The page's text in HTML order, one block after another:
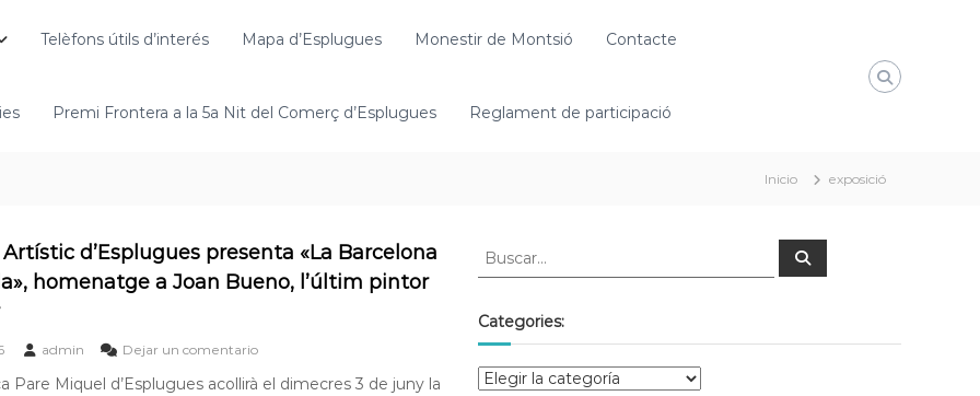
Telèfons útils d’interés Mapa d’Esplugues Monestir de Montsió Contacte
Premi Frontera a la 5a Nit del Comerç d’Esplugues Reglament de participació
Inicio exposició
Artístic d’Esplugues presenta «La Barcelona
homenatge a Joan Bueno, l’últim pintor
admin Dejar un comentario
Pare Miquel d’Esplugues acollirà el dimecres 3 de juny la
Categories: